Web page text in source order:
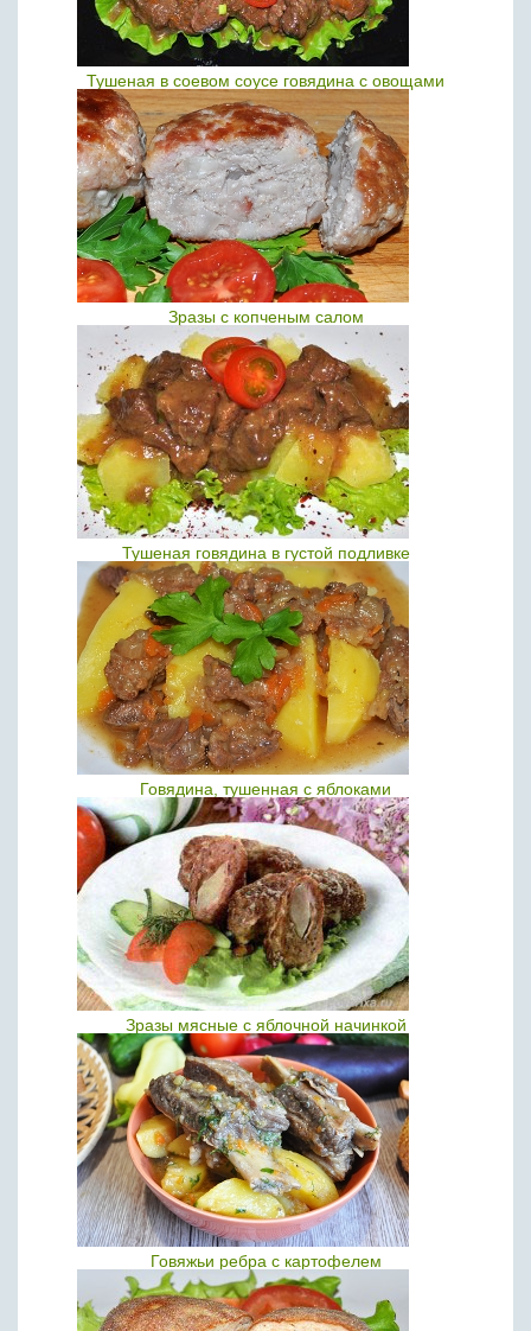
Тушеная в соевом соусе говядина с овощами
Зразы с копченым салом
Тушеная говядина в густой подливке
Говядина, тушенная с яблоками
Зразы мясные с яблочной начинкой
Говяжьи ребра с картофелем